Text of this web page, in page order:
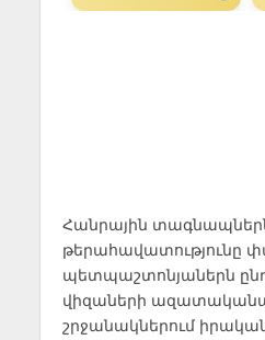
Հանրային
թերահավատությունը
պետպաշտոնյաներն
վիզաների
շրջանակներում